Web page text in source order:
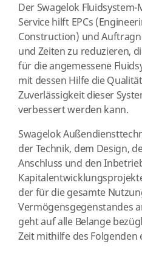
Der Swagelok
Service hilft EPCs
Construction) und
und Zeiten zu reduzieren,
für die angemessene
mit dessen Hilfe die
Zuverlässigkeit dieser
verbessert werden kann.
Swagelok
der Technik, dem Design,
Anschluss und den
der für die gesamte
Vermögensgegenstandes
geht auf alle Belange
Zeit mithilfe des Folgenden